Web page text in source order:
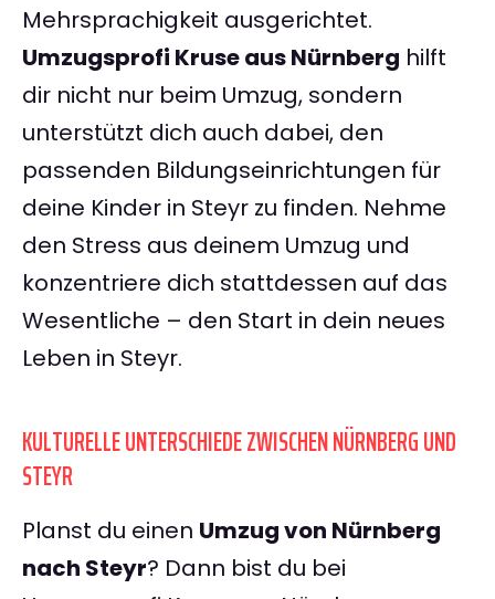
Mehrsprachigkeit ausgerichtet.
Umzugsprofi Kruse aus Nürnberg hilft
dir nicht nur beim Umzug, sondern
unterstützt dich auch dabei, den
passenden Bildungseinrichtungen für
deine Kinder in Steyr zu finden. Nehme
den Stress aus deinem Umzug und
konzentriere dich stattdessen auf das
Wesentliche – den Start in dein neues
Leben in Steyr.
KULTURELLE UNTERSCHIEDE ZWISCHEN NÜRNBERG UND
STEYR
Planst du einen Umzug von Nürnberg
nach Steyr? Dann bist du bei